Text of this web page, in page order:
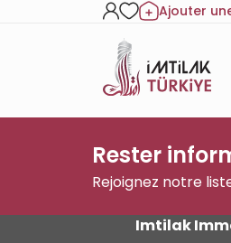
Ajouter
Rester
Rejoignez notre
Imtilak